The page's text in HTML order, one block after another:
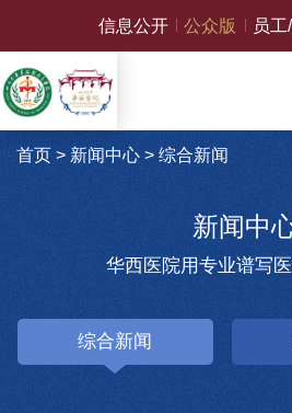
信息公开 公众版 员
首页 > 新闻中心> 综合新闻
新闻中
华西医院用专业谱写
综合新闻